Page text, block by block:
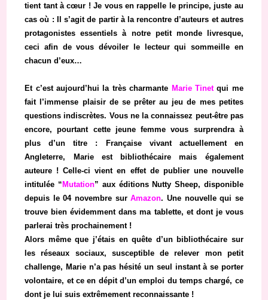
tient tant à cœur ! Je vous en rappelle le principe, juste au
cas où : Il s’agit de partir à la rencontre d’auteurs et autres
protagonistes essentiels à notre petit monde livresque,
ceci afin de vous dévoiler le lecteur qui sommeille en
chacun d’eux…
Et c’est aujourd’hui la très charmante Marie Tinetqui me
fait l’immense plaisir de se prêter au jeu de mes petites
questions indiscrètes. Vous ne la connaissez peut-être pas
encore, pourtant cette jeune femme vous surprendra à
plus d’un titre : Française vivant actuellement en
Angleterre, Marie est bibliothécaire mais également
auteure ! Celle-ci vient en effet de publier une nouvelle
intitulée “ Mutation” aux éditions Nutty Sheep, disponible
depuis le 04 novembre surAmazon. Une nouvelle qui se
trouve bien évidemment dans ma tablette, et dont je vous
parlerai très prochainement !
Alors même que j’étais en quête d’un bibliothécaire sur
les réseaux sociaux, susceptible de relever mon petit
challenge, Marie n’a pas hésité un seul instant à se porter
volontaire, et ce en dépit d’un emploi du temps chargé, ce
dont je lui suis extrêmement reconnaissante !